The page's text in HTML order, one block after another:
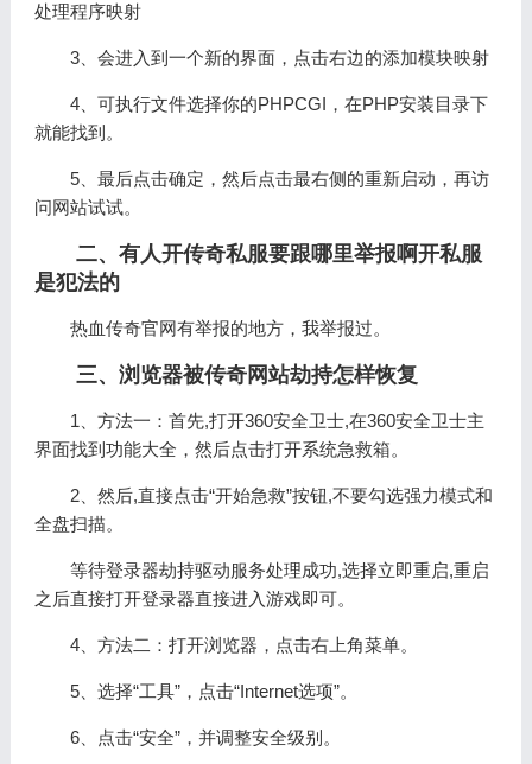
处理程序映射
3、会进入到一个新的界面，点击右边的添加模块映射
4、可执行文件选择你的PHPCGI，在PHP安装目录下
就能找到。
5、最后点击确定，然后点击最右侧的重新启动，再访
问网站试试。
二、有人开传奇私服要跟哪里举报啊开私服
是犯法的
热血传奇官网有举报的地方，我举报过。
三、浏览器被传奇网站劫持怎样恢复
1、方法一：首先,打开360安全卫士,在360安全卫士主
界面找到功能大全，然后点击打开系统急救箱。
2、然后,直接点击“开始急救”按钮,不要勾选强力模式和
全盘扫描。
等待登录器劫持驱动服务处理成功,选择立即重启,重启
之后直接打开登录器直接进入游戏即可。
4、方法二：打开浏览器，点击右上角菜单。
5、选择“工具”，点击“Internet选项”。
6、点击“安全”，并调整安全级别。